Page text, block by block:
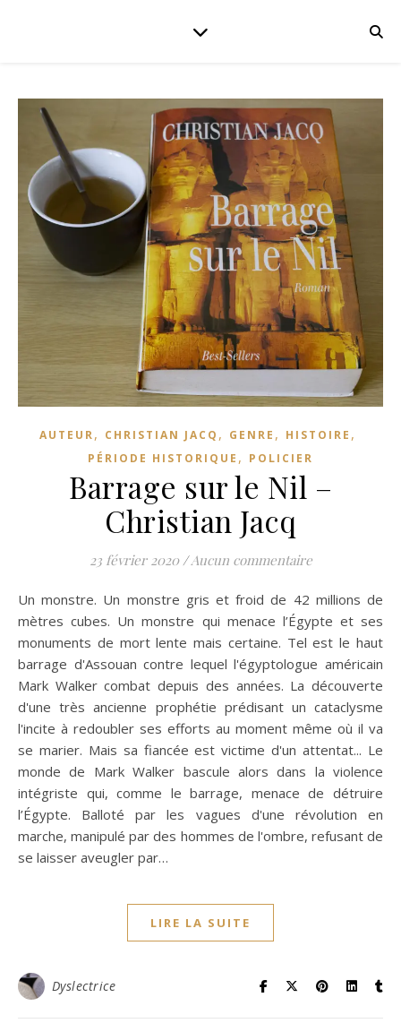
AUTEUR, CHRISTIAN JACQ , GENRE , HISTOIRE ,
PÉRIODE HISTORIQUE , POLICIER
Barrage sur le Nil –
Christian Jacq
23 février 2020 / Aucun commentaire
Un monstre. Un monstre gris et froid de 42 millions de
mètres cubes. Un monstre qui menace l’Égypte et ses
monuments de mort lente mais certaine. Tel est le haut
barrage d'Assouan contre lequel l'égyptologue américain
Mark Walker combat depuis des années. La découverte
d'une très ancienne prophétie prédisant un cataclysme
l'incite à redoubler ses efforts au moment même où il va
se marier. Mais sa fiancée est victime d'un attentat... Le
monde de Mark Walker bascule alors dans la violence
intégriste qui, comme le barrage, menace de détruire
l’Égypte. Balloté par les vagues d'une révolution en
marche, manipulé par des hommes de l'ombre, refusant de
se laisser aveugler par…
LIRE LA SUITE
Dyslectrice